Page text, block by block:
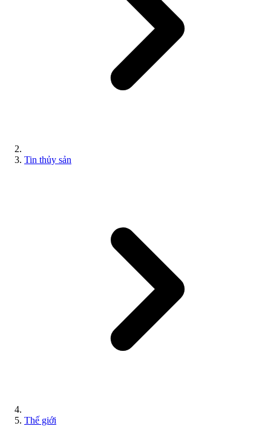
Tin thủy sản
Thế giới